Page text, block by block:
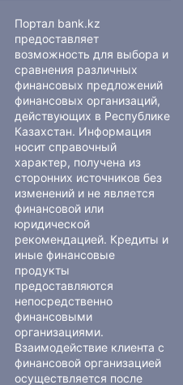
Портал bank.kz
предоставляет
возможность для выбора и
сравнения различных
финансовых предложений
финансовых организаций,
действующих в Республике
Казахстан. Информация
носит справочный
характер, получена из
сторонних источников без
изменений и не является
финансовой или
юридической
рекомендацией. Кредиты и
иные финансовые
продукты
предоставляются
непосредственно
финансовыми
организациями.
Взаимодействие клиента с
финансовой организацией
осуществляется после